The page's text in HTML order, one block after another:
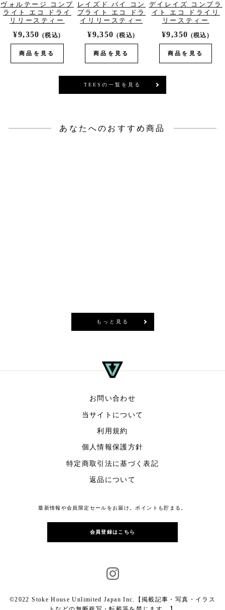
ヴォルテージ コンプ
ライト エコ ドライ
リリースティー
¥9,350 (税込)
商品を見る
レイズド バイ コン
プライト エコ ドラ
イリリースティー
¥9,350 (税込)
商品を見る
デイレイズ コンプラ
イト エコ ドライリ
リースティー
¥9,350 (税込)
商品を見る
TEESの一覧を見る
あなたへのおすすめ商品
もっと見る
お問い合わせ
当サイトについて
利用規約
個人情報保護方針
特定商取引法に基づく表記
返品について
最新情報や会員限定セールをお届け。ポイントも貯まる。
会員登録はこちら
©2022 Stoke House Unlimited Japan Inc.【掲載記事・写真・イラス